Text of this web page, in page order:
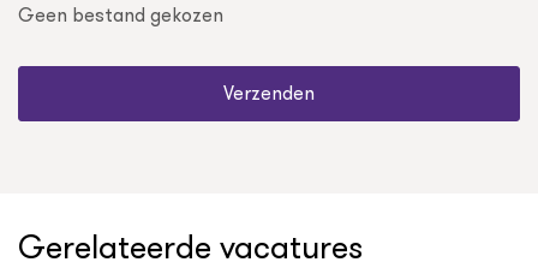
Geen bestand gekozen
Verzenden
Gerelateerde vacatures